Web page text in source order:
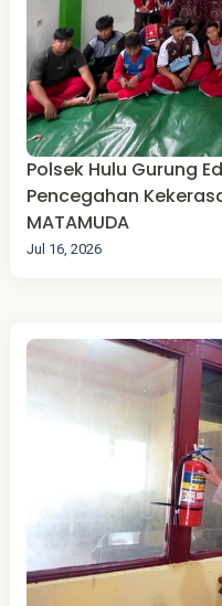
Polsek Hulu Gurung
Pencegahan
MATAMUDA
Jul 16, 2026